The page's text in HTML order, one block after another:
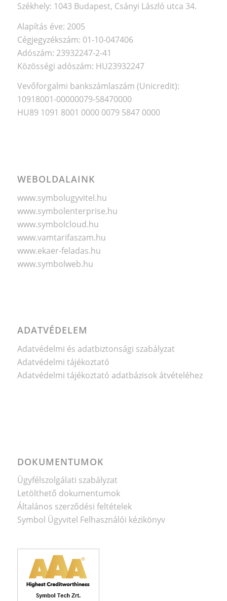
Székhely: 1043 Budapest, Csányi László utca 34.
Alapítás éve: 2005
Cégjegyzékszám: 01-10-047406
Adószám: 23932247-2-41
Közösségi adószám: HU23932247
Vevőforgalmi bankszámlaszám (Unicredit):
10918001-00000079-58470000
HU89 1091 8001 0000 0079 5847 0000
WEBOLDALAINK
www.symbolugyvitel.hu
www.symbolenterprise.hu
www.symbolcloud.hu
www.vamtarifaszam.hu
www.ekaer-feladas.hu
www.symbolweb.hu
ADATVÉDELEM
Adatvédelmi és adatbiztonsági szabályzat
Adatvédelmi tájékoztató
Adatvédelmi tájékoztató adatbázisok átvételéhez
DOKUMENTUMOK
Ügyfélszolgálati szabályzat
Letölthető dokumentumok
Általános szerződési feltételek
Symbol Ügyvitel Felhasználói kézikönyv